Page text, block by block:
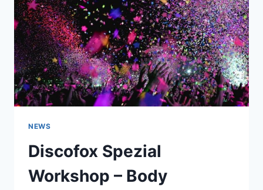
NEWS
Discofox Spezial
Workshop – Body